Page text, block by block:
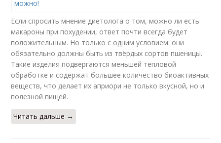
Если спросить мнение диетолога о том, можно ли есть
макароны при похудении, ответ почти всегда будет
положительным. Но только с одним условием: они
обязательно должны быть из твёрдых сортов пшеницы.
Такие изделия подвергаются меньшей тепловой
обработке и содержат большее количество биоактивных
веществ, что делает их априори не только вкусной, но и
полезной пищей.
Читать дальше →